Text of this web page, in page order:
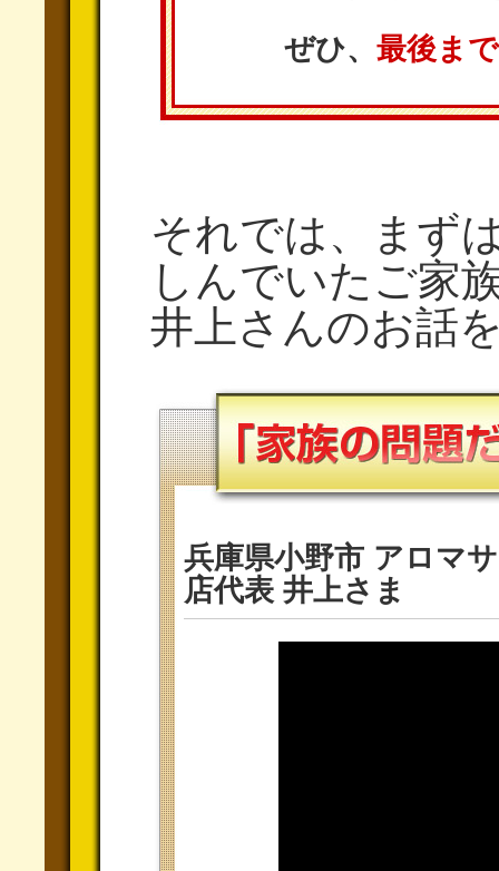
ぜひ、 最後ま
それでは、まず
しんでいたご家
井上さんのお話
兵庫県小野市 アロマ
店代表 井上さま